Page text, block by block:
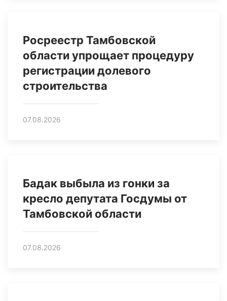
Росреестр Тамбовской
области упрощает процедуру
регистрации долевого
строительства
07.08.2026
Бадак выбыла из гонки за
кресло депутата Госдумы от
Тамбовской области
07.08.2026